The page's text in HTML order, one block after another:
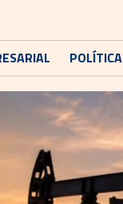
POLÍTICA